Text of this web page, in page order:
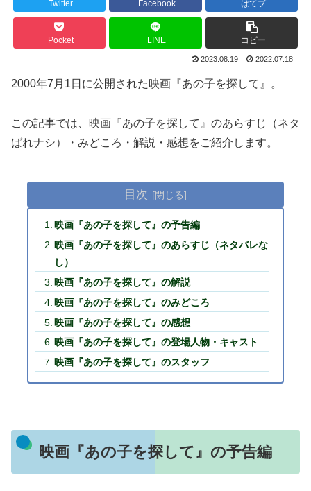
Twitter Facebook はてブ
Pocket LINE コピー
2023.08.19 2022.07.18
2000年7月1日に公開された映画『あの子を探して』。
この記事では、映画『あの子を探して』のあらすじ（ネタ
ばれナシ）・みどころ・解説・感想をご紹介します。
目次
映画『あの子を探して』の予告編
映画『あの子を探して』のあらすじ（ネタバレな
し）
映画『あの子を探して』の解説
映画『あの子を探して』のみどころ
映画『あの子を探して』の感想
映画『あの子を探して』の登場人物・キャスト
映画『あの子を探して』のスタッフ
映画『あの子を探して』の予告編